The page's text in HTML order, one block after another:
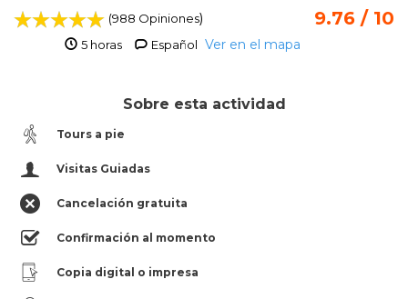
9.76 / 10
(988 Opiniones)
Español
5 horas Ver en el mapa
Sobre esta actividad
Tours a pie
Visitas Guiadas
Cancelación gratuita
Confirmación al momento
Copia digital o impresa